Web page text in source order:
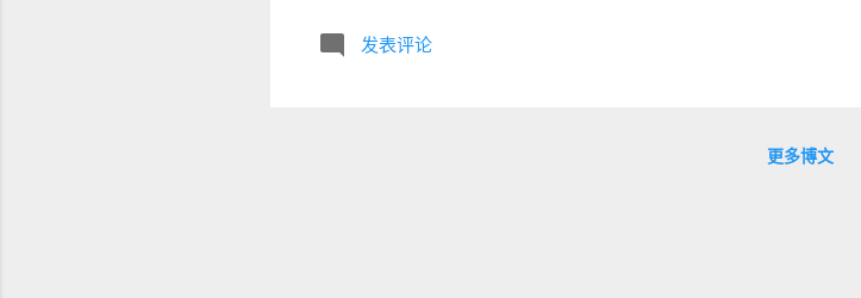
沦丧”，而是 圣约不忠 的状态。 εἰς τὴν ἀνομίαν ：表示 方向性 ——
崇拜、律法之外）， 现在要献给耶和华，成为“祭司的国度，圣洁的
“奴仆”比喻感到不适。但在保罗时代，“奴仆 = 效忠的对象”是非常
发表评论
更多博文